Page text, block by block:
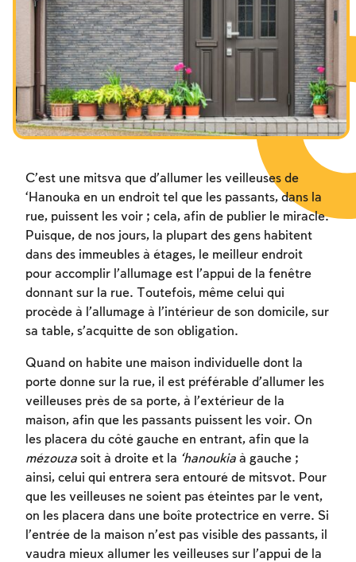
Les jeûnes liés à la destruction du Temple
Hanouca
Pourim
C’est une mitsva que d’allumer les veilleuses de
‘Hanouka en un endroit tel que les passants, dans la
rue, puissent les voir ; cela, afin de publier le miracle.
Puisque, de nos jours, la plupart des gens habitent
dans des immeubles à étages, le meilleur endroit
pour accomplir l’allumage est l’appui de la fenêtre
donnant sur la rue. Toutefois, même celui qui
procède à l’allumage à l’intérieur de son domicile, sur
sa table, s’acquitte de son obligation.
Quand on habite une maison individuelle dont la
porte donne sur la rue, il est préférable d’allumer les
veilleuses près de sa porte, à l’extérieur de la
maison, afin que les passants puissent les voir. On
les placera du côté gauche en entrant, afin que la
mézouza soit à droite et la ‘hanoukia à gauche ;
ainsi, celui qui entrera sera entouré de mitsvot. Pour
que les veilleuses ne soient pas éteintes par le vent,
on les placera dans une boîte protectrice en verre. Si
l’entrée de la maison n’est pas visible des passants, il
vaudra mieux allumer les veilleuses sur l’appui de la
Inscription requise
Afin d'enregistrer ce que vous avez étudié,
vous devez vous connectez ou vous
inscrire.